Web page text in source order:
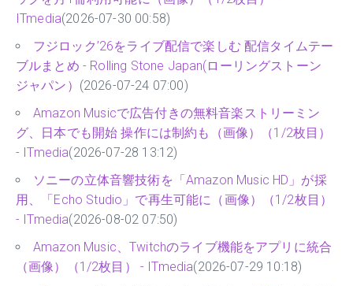
ITmedia(2026-07-30 00:58)
フジロック’26をライブ配信で楽しむ 配信タイムテー
ブルまとめ - Rolling Stone Japan(ローリングストーン
ジャパン） (2026-07-24 07:00)
Amazon Musicで広告付きの無料音楽ストリーミン
グ、日本でも開始 操作には制約も（画像）（1/2枚目）
- ITmedia(2026-07-28 13:12)
ソニーの立体音響技術を「Amazon Music HD」が採
用、「Echo Studio」で再生可能に（画像）（1/2枚目）
- ITmedia(2026-08-02 07:50)
Amazon Music、Twitchのライブ機能をアプリに統合
（画像）（1/2枚目） - ITmedia(2026-07-29 10:18)